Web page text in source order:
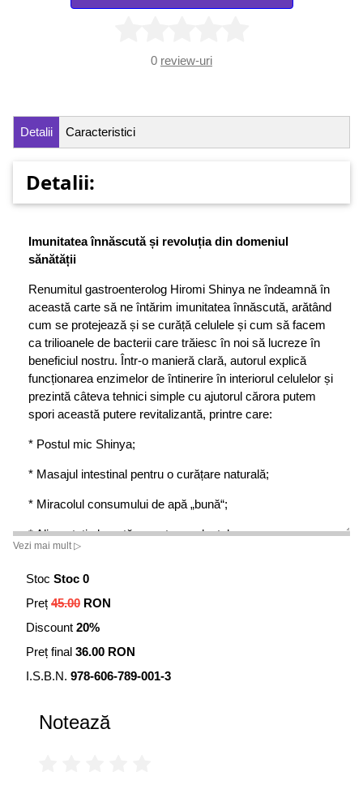
0 review-uri
Detalii Caracteristici
Detalii:
Imunitatea înnăscută și revoluția din domeniul
sănătății
Renumitul gastroenterolog Hiromi Shinya ne îndeamnă în
această carte să ne întărim imunitatea înnăscută, arătând
cum se protejează și se curăță celulele și cum să facem
ca trilioanele de bacterii care trăiesc în noi să lucreze în
beneficiul nostru. Într-o manieră clară, autorul explică
funcționarea enzimelor de întinerire în interiorul celulelor și
prezintă câteva tehnici simple cu ajutorul cărora putem
spori această putere revitalizantă, printre care:
* Postul mic Shinya;
* Masajul intestinal pentru o curățare naturală;
* Miracolul consumului de apă „bună“;
* Alimentație bazată pe puterea plantelor.
viață complet, prin adoptarea căruia putem:
* Să avem o sănătate de fier;
normală;
Vezi mai mult ▷
Stoc Stoc 0
Preț 45.00 RON
Discount 20%
Preț final 36.00 RON
I.S.B.N. 978-606-789-001-3
Notează